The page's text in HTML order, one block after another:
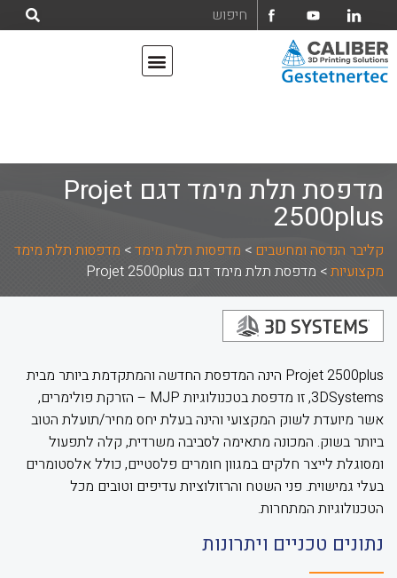
מדפסת תלת מימד דגם Projet
2500plus
קליבר הנדסה ומחשבים > מדפסות תלת מימד> מדפסות תלת מימד
מקצועיות> מדפסת תלת מימד דגם Projet 2500plus
Projet 2500plus הינה המדפסת החדשה והמתקדמת ביותר מבית
3DSystems, זו מדפסת בטכנולוגיות MJP – הזרקת פולימרים,
אשר מיועדת לשוק המקצועי והינה בעלת יחס מחיר/תועלת הטוב
ביותר בשוק. המכונה מתאימה לסביבה משרדית, קלה לתפעול
ומסוגלת לייצר חלקים במגוון חומרים פלסטיים, כולל אלסטומרים
בעלי גמישוית. פני השטח והרזולוציות עדיפים וטובים מכל
הטכנולוגיות המתחרות.
נתונים טכניים ויתרונות